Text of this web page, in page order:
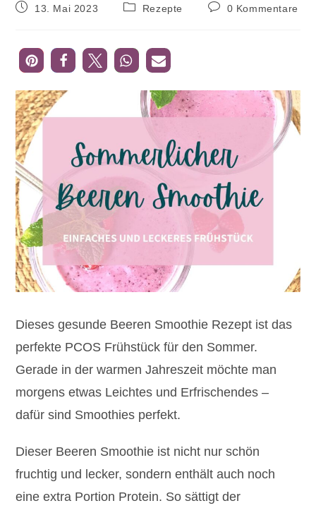
Beitrag13. Mai 2023
Beitrags-
Rezepte
Beitrags-
0 Kommentare
Dieses gesunde Beeren Smoothie Rezept ist das
perfekte PCOS Frühstück für den Sommer.
Gerade in der warmen Jahreszeit möchte man
morgens etwas Leichtes und Erfrischendes –
dafür sind Smoothies perfekt.
Dieser Beeren Smoothie ist nicht nur schön
fruchtig und lecker, sondern enthält auch noch
eine extra Portion Protein. So sättigt der